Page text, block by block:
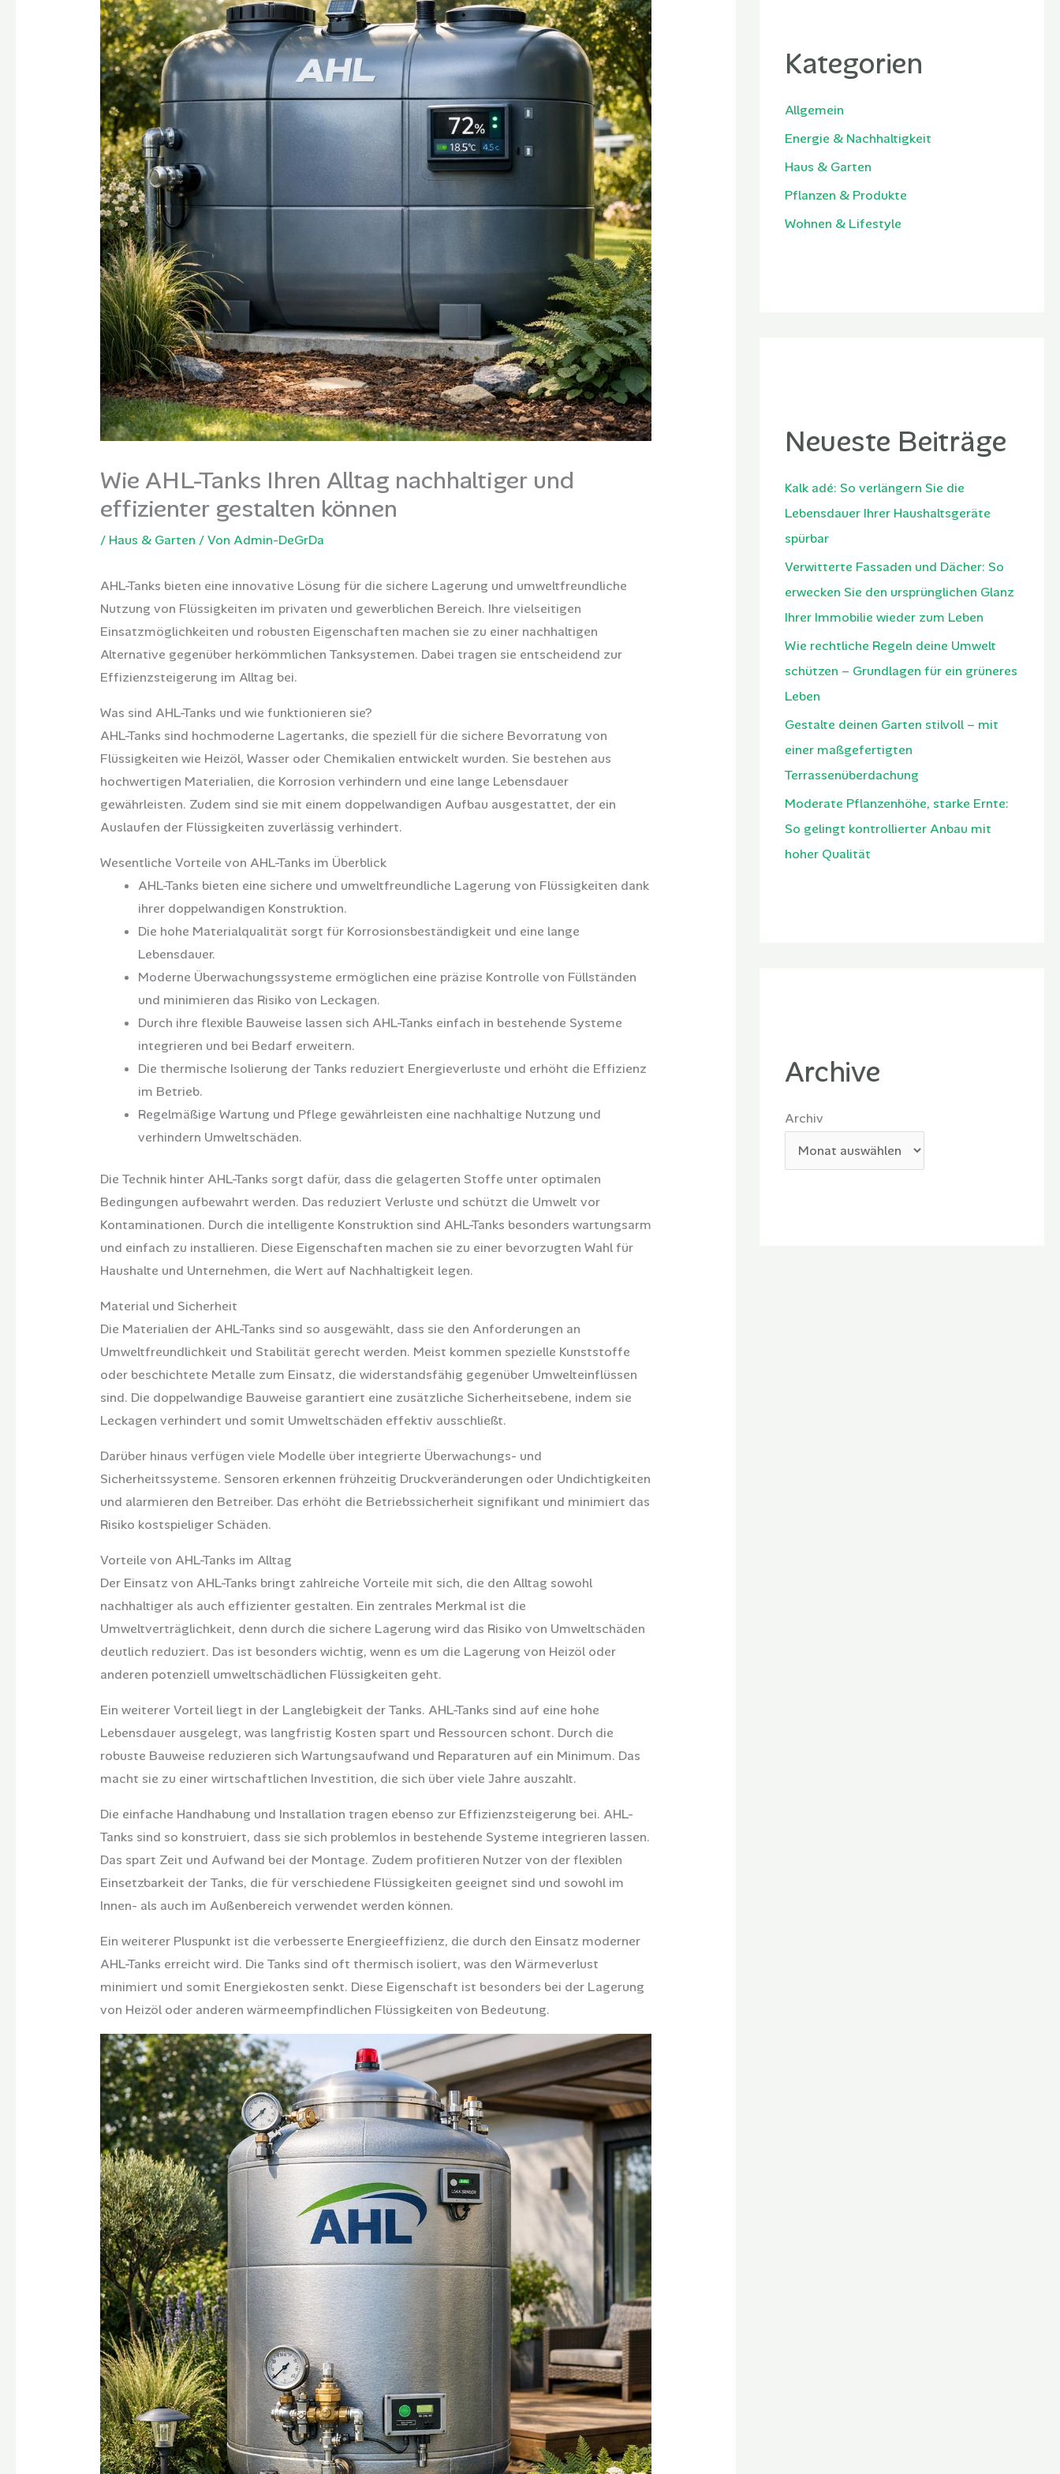
Wie AHL-Tanks Ihren Alltag nachhaltiger und
effizienter gestalten können
/ Haus & Garten / Von Admin-DeGrDa
AHL-Tanks bieten eine innovative Lösung für die sichere Lagerung und umweltfreundliche
Nutzung von Flüssigkeiten im privaten und gewerblichen Bereich. Ihre vielseitigen
Einsatzmöglichkeiten und robusten Eigenschaften machen sie zu einer nachhaltigen
Alternative gegenüber herkömmlichen Tanksystemen. Dabei tragen sie entscheidend zur
Effizienzsteigerung im Alltag bei.
Was sind AHL-Tanks und wie funktionieren sie?
AHL-Tanks sind hochmoderne Lagertanks, die speziell für die sichere Bevorratung von
Flüssigkeiten wie Heizöl, Wasser oder Chemikalien entwickelt wurden. Sie bestehen aus
hochwertigen Materialien, die Korrosion verhindern und eine lange Lebensdauer
gewährleisten. Zudem sind sie mit einem doppelwandigen Aufbau ausgestattet, der ein
Auslaufen der Flüssigkeiten zuverlässig verhindert.
Wesentliche Vorteile von AHL-Tanks im Überblick
AHL-Tanks bieten eine sichere und umweltfreundliche Lagerung von Flüssigkeiten dank
ihrer doppelwandigen Konstruktion.
Die hohe Materialqualität sorgt für Korrosionsbeständigkeit und eine lange
Lebensdauer.
Moderne Überwachungssysteme ermöglichen eine präzise Kontrolle von Füllständen
und minimieren das Risiko von Leckagen.
Durch ihre flexible Bauweise lassen sich AHL-Tanks einfach in bestehende Systeme
integrieren und bei Bedarf erweitern.
Die thermische Isolierung der Tanks reduziert Energieverluste und erhöht die Effizienz
im Betrieb.
Regelmäßige Wartung und Pflege gewährleisten eine nachhaltige Nutzung und
verhindern Umweltschäden.
Die Technik hinter AHL-Tanks sorgt dafür, dass die gelagerten Stoffe unter optimalen
Bedingungen aufbewahrt werden. Das reduziert Verluste und schützt die Umwelt vor
Kontaminationen. Durch die intelligente Konstruktion sind AHL-Tanks besonders wartungsarm
und einfach zu installieren. Diese Eigenschaften machen sie zu einer bevorzugten Wahl für
Haushalte und Unternehmen, die Wert auf Nachhaltigkeit legen.
Material und Sicherheit
Die Materialien der AHL-Tanks sind so ausgewählt, dass sie den Anforderungen an
Umweltfreundlichkeit und Stabilität gerecht werden. Meist kommen spezielle Kunststoffe
oder beschichtete Metalle zum Einsatz, die widerstandsfähig gegenüber Umwelteinflüssen
sind. Die doppelwandige Bauweise garantiert eine zusätzliche Sicherheitsebene, indem sie
Leckagen verhindert und somit Umweltschäden effektiv ausschließt.
Darüber hinaus verfügen viele Modelle über integrierte Überwachungs- und
Sicherheitssysteme. Sensoren erkennen frühzeitig Druckveränderungen oder Undichtigkeiten
und alarmieren den Betreiber. Das erhöht die Betriebssicherheit signifikant und minimiert das
Risiko kostspieliger Schäden.
Vorteile von AHL-Tanks im Alltag
Der Einsatz von AHL-Tanks bringt zahlreiche Vorteile mit sich, die den Alltag sowohl
nachhaltiger als auch effizienter gestalten. Ein zentrales Merkmal ist die
Umweltverträglichkeit, denn durch die sichere Lagerung wird das Risiko von Umweltschäden
deutlich reduziert. Das ist besonders wichtig, wenn es um die Lagerung von Heizöl oder
anderen potenziell umweltschädlichen Flüssigkeiten geht.
Ein weiterer Vorteil liegt in der Langlebigkeit der Tanks. AHL-Tanks sind auf eine hohe
Lebensdauer ausgelegt, was langfristig Kosten spart und Ressourcen schont. Durch die
robuste Bauweise reduzieren sich Wartungsaufwand und Reparaturen auf ein Minimum. Das
macht sie zu einer wirtschaftlichen Investition, die sich über viele Jahre auszahlt.
Die einfache Handhabung und Installation tragen ebenso zur Effizienzsteigerung bei. AHL-
Tanks sind so konstruiert, dass sie sich problemlos in bestehende Systeme integrieren lassen.
Das spart Zeit und Aufwand bei der Montage. Zudem profitieren Nutzer von der flexiblen
Einsetzbarkeit der Tanks, die für verschiedene Flüssigkeiten geeignet sind und sowohl im
Innen- als auch im Außenbereich verwendet werden können.
Ein weiterer Pluspunkt ist die verbesserte Energieeffizienz, die durch den Einsatz moderner
AHL-Tanks erreicht wird. Die Tanks sind oft thermisch isoliert, was den Wärmeverlust
minimiert und somit Energiekosten senkt. Diese Eigenschaft ist besonders bei der Lagerung
von Heizöl oder anderen wärmeempfindlichen Flüssigkeiten von Bedeutung.
Kategorien
Allgemein
Energie & Nachhaltigkeit
Haus & Garten
Pflanzen & Produkte
Wohnen & Lifestyle
Neueste Beiträge
Kalk adé: So verlängern Sie die
Lebensdauer Ihrer Haushaltsgeräte
spürbar
Verwitterte Fassaden und Dächer: So
erwecken Sie den ursprünglichen Glanz
Ihrer Immobilie wieder zum Leben
Wie rechtliche Regeln deine Umwelt
schützen – Grundlagen für ein grüneres
Leben
Gestalte deinen Garten stilvoll – mit
einer maßgefertigten
Terrassenüberdachung
Moderate Pflanzenhöhe, starke Ernte:
So gelingt kontrollierter Anbau mit
hoher Qualität
Archive
Archiv